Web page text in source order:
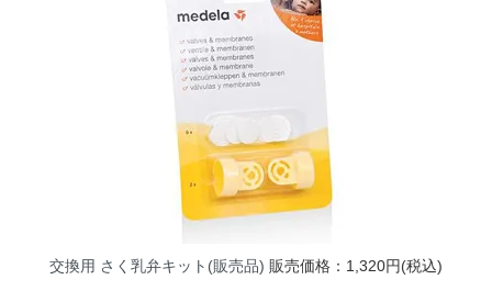
交換用 さく乳弁キット(販売品) 販売価格：1,320円(税込)